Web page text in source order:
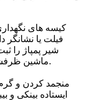
کیسه های
فیلت یا نشانگر
شیر پمپاژ را
ماشین ظرفشویی تمیز کرد و در آب جوش پاکسازی کرد.
منجمد کردن و
ایستاده بینکی و